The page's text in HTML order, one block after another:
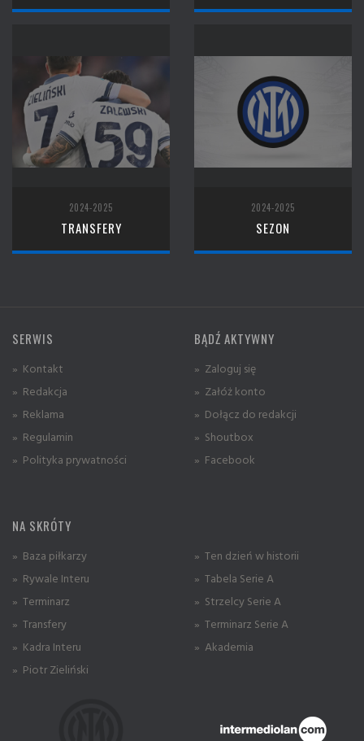
2024-2025
TRANSFERY
2024-2025
SEZON
SERWIS
» Kontakt
» Redakcja
» Reklama
» Regulamin
» Polityka prywatności
BĄDŹ AKTYWNY
» Zaloguj się
» Załóż konto
» Dołącz do redakcji
» Shoutbox
» Facebook
NA SKRÓTY
» Baza piłkarzy
» Rywale Interu
» Terminarz
» Transfery
» Kadra Interu
» Piotr Zieliński
» Ten dzień w historii
» Tabela Serie A
» Strzelcy Serie A
» Terminarz Serie A
» Akademia